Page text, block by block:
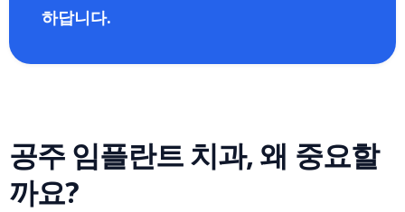
하답니다.
공주 임플란트 치과, 왜 중요할
까요?